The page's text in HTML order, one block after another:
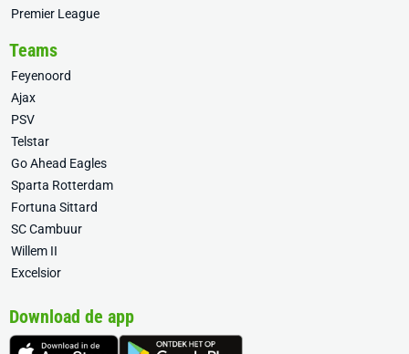
Premier League
Teams
Feyenoord
Ajax
PSV
Telstar
Go Ahead Eagles
Sparta Rotterdam
Fortuna Sittard
SC Cambuur
Willem II
Excelsior
Download de app